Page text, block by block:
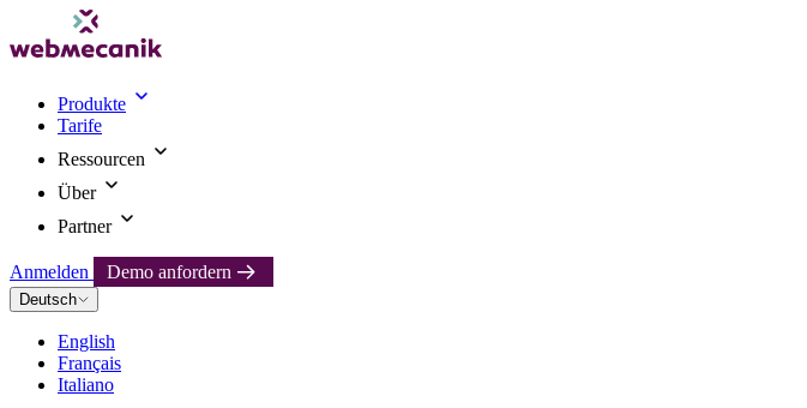
Produkte
Tarife
Ressourcen
Über
Partner
Anmelden Demo anfordern
Deutsch
English
Français
Italiano